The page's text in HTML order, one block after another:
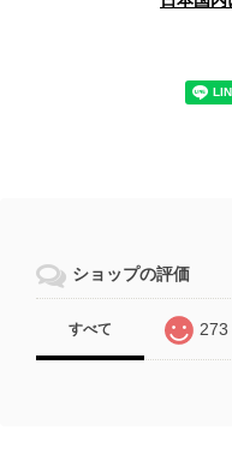
ショップの評価
すべて 273